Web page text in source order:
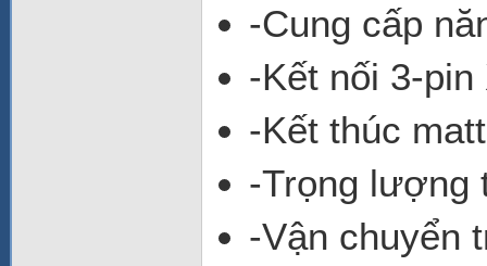
-Cung cấp
-Kết nối 3-pin
-Kết thúc
-Trọng lượng
-Vận chuyển